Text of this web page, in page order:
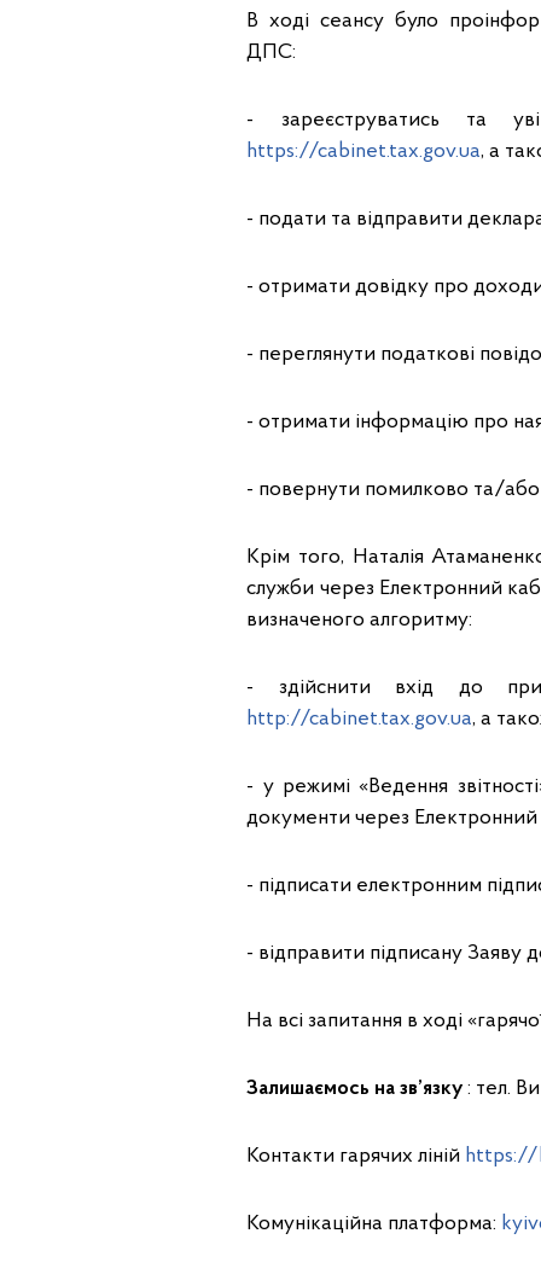
В ході сеансу було
ДПС:
- зареєструватись та
https://cabinet.tax.gov.ua, а
- подати та відправити
- отримати довідку про
- переглянути податкові
- отримати інформацію про
- повернути помилково та/або
Крім того, Наталія
служби через Електронний
визначеного алгоритму:
- здійснити вхід до
http://cabinet.tax.gov.ua, а
- у режимі «Ведення
документи через Електронний
- підписати електронним
- відправити підписану Заяву
На всі запитання в ході
Залишаємось на зв’язку : тел.
Контакти гарячих ліній https://
Комунікаційна платформа: